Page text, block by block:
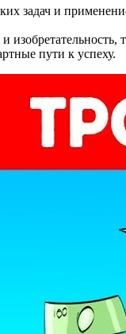
задач и
пути к успеху.